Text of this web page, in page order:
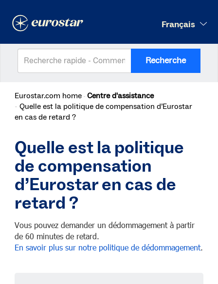
Français
Recherche
Eurostar.com home Centre d'assistance
Quelle est la politique de compensation d’Eurostar
en cas de retard ?
Quelle est la politique
de compensation
d’Eurostar en cas de
retard ?
Vous pouvez demander un dédommagement à partir
de 60 minutes de retard.
En savoir plus sur notre politique de dédommagement.